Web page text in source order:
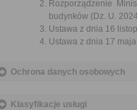
Rozporządzenie
budynków (Dz. U.
Ustawa z dnia 16
Ustawa z dnia 17
Ochrona danych osobowych
Klasyfikacje usługi